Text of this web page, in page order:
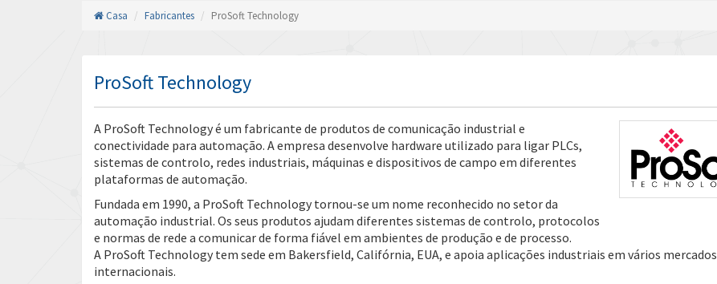
Casa Fabricantes ProSoft Technology
ProSoft Technology
A ProSoft Technology é um fabricante de produtos de comunicação industrial e
conectividade para automação. A empresa desenvolve hardware utilizado para ligar PLCs,
sistemas de controlo, redes industriais, máquinas e dispositivos de campo em diferentes
plataformas de automação.
Fundada em 1990, a ProSoft Technology tornou-se um nome reconhecido no setor da
automação industrial. Os seus produtos ajudam diferentes sistemas de controlo, protocolos
e normas de rede a comunicar de forma fiável em ambientes de produção e de processo.
A ProSoft Technology tem sede em Bakersfield, Califórnia, EUA, e apoia aplicações industriais em vários mercados
internacionais.